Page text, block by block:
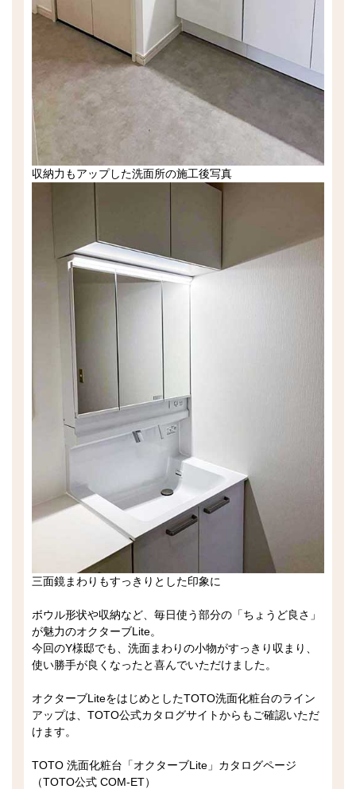
収納力もアップした洗面所の施工後写真
三面鏡まわりもすっきりとした印象に
ボウル形状や収納など、毎日使う部分の「ちょうど良さ」
が魅力のオクターブLite。
今回のY様邸でも、洗面まわりの小物がすっきり収まり、
使い勝手が良くなったと喜んでいただけました。
オクターブLiteをはじめとしたTOTO洗面化粧台のライン
アップは、TOTO公式カタログサイトからもご確認いただ
けます。
TOTO 洗面化粧台「オクターブLite」カタログページ
（TOTO公式 COM-ET）